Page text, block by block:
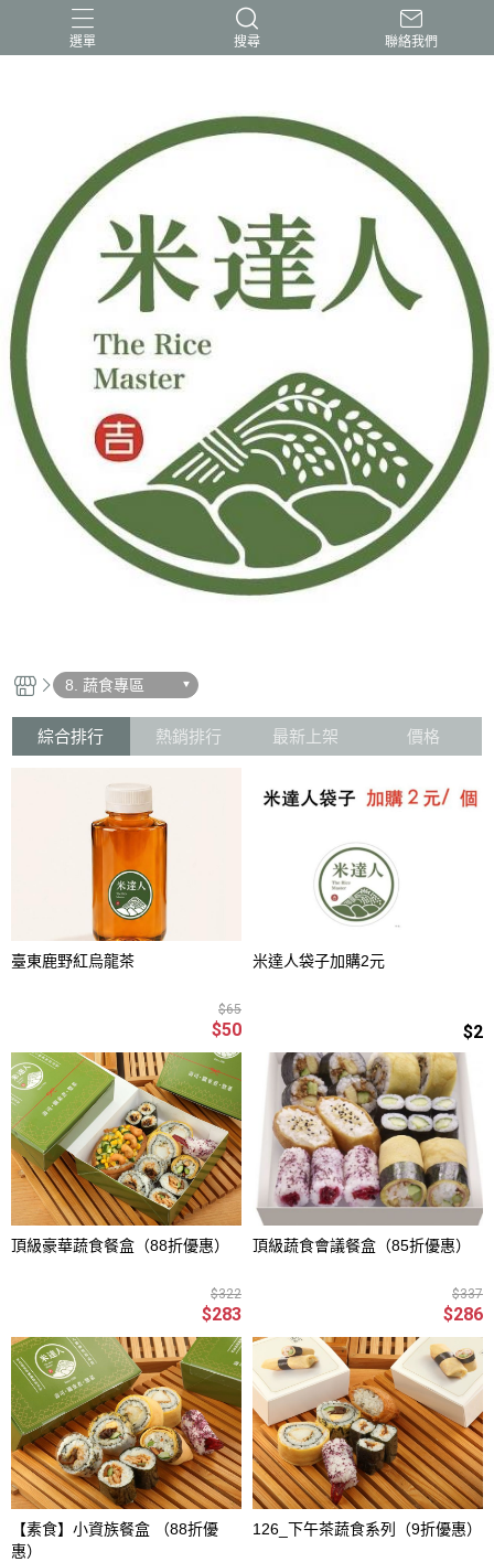
選單 搜尋 聯絡我們
8. 蔬食專區
綜合排行 熱銷排行 最新上架 價格
臺東鹿野紅烏龍茶
$65
$50
米達人袋子加購2元
$2
頂級豪華蔬食餐盒（88折優惠）
$322
$283
頂級蔬食會議餐盒（85折優惠）
$337
$286
【素食】小資族餐盒 （88折優
惠）
126_下午茶蔬食系列（9折優惠）